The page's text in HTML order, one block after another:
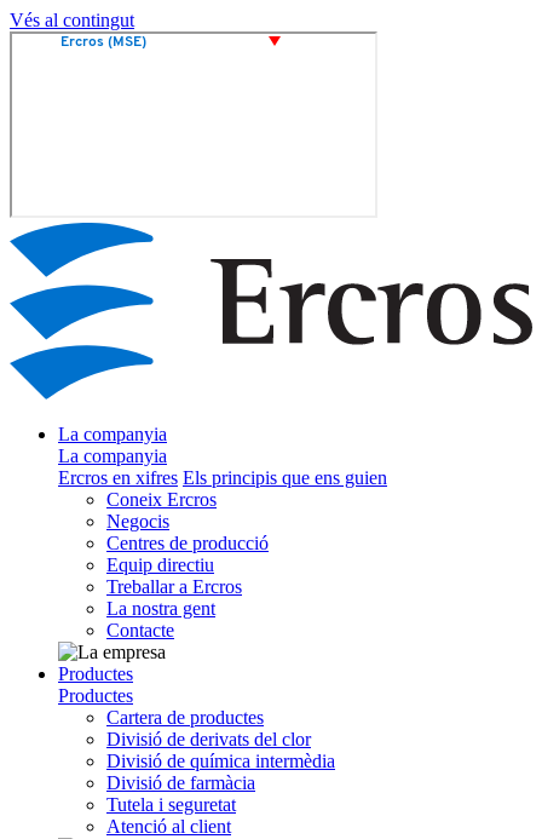
Vés al contingut
La companyia
La companyia
Ercros en xifres Els principis que ens guien
Coneix Ercros
Negocis
Centres de producció
Equip directiu
Treballar a Ercros
La nostra gent
Contacte
Productes
Productes
Cartera de productes
Divisió de derivats del clor
Divisió de química intermèdia
Divisió de farmàcia
Tutela i seguretat
Atenció al client